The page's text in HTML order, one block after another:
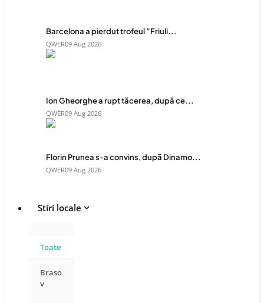
Barcelona a pierdut trofeul ”Friuli...
QWER09 Aug 2026
Ion Gheorghe a rupt tăcerea, după ce...
QWER09 Aug 2026
Florin Prunea s-a convins, după Dinamo...
QWER09 Aug 2026
Stiri locale
Toate
Braso
v